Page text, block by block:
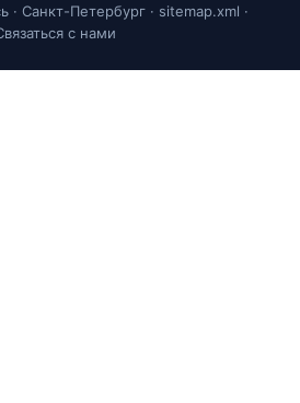
Санкт-Петербург · sitemap.xml ·
с нами